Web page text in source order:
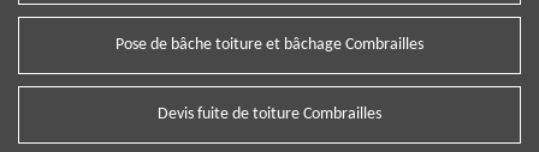
Pose de bâche toiture et bâchage Combrailles
Devis fuite de toiture Combrailles